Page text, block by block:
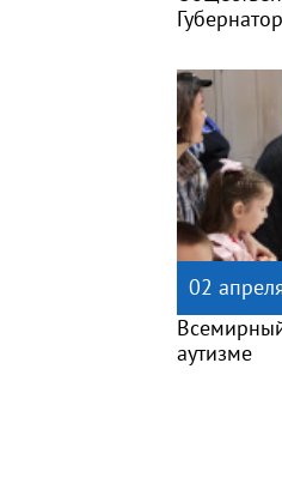
02
аутизме